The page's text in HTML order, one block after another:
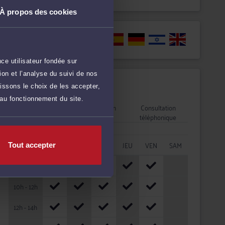
À propos des cookies
utilisateur fondée sur
et l’analyse du suivi de nos
le choix de les accepter,
fonctionnement du site.
Tout accepter
Disponibilités
cabinet
Consultation
vidéo
Consultation
téléphonique
HORAIRES LUN JEU VEN
SAM
08h - 10h
10h - 12h
12h - 14h